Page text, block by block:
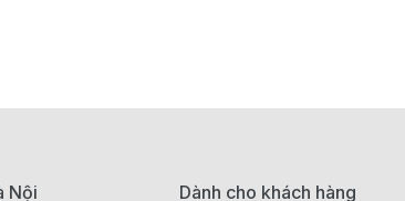
Nội Dành cho khách hàng